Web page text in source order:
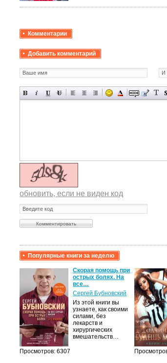
Комментарии
Добавить комментарий
обновить, если не виден код
Популярные книги за неделю
Просмотров: 6307
Скорая помощь при
острых болях. На
все…
Сергей Бубновский
Из этой книги вы
узнаете, как своими
силами, без
лекарств и
хирургических
вмешательств…